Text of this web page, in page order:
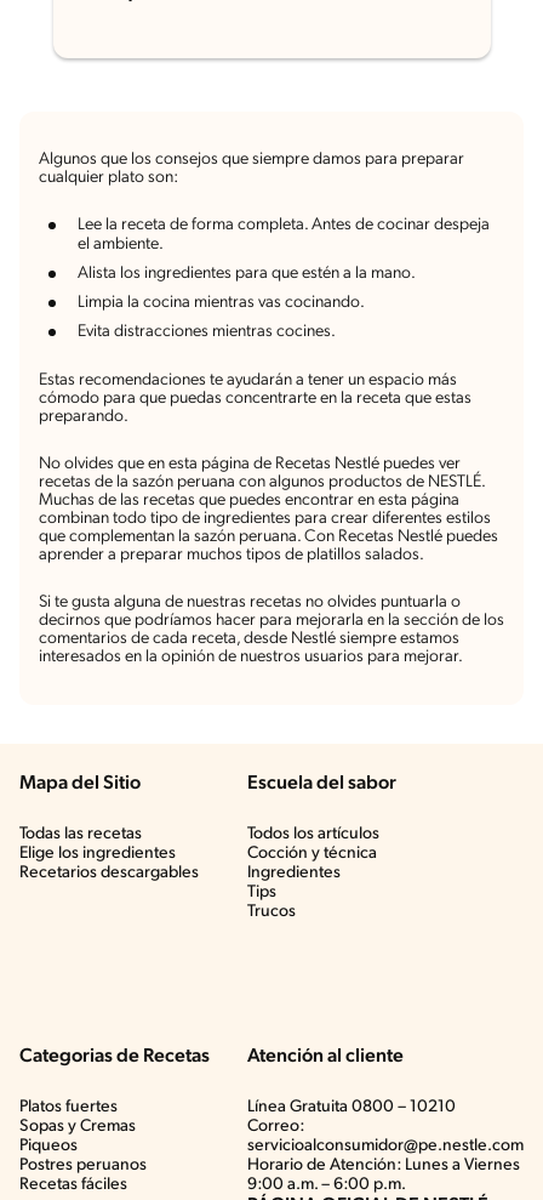
Algunos que los consejos que siempre damos para preparar
cualquier plato son:
Lee la receta de forma completa. Antes de cocinar despeja
el ambiente.
Alista los ingredientes para que estén a la mano.
Limpia la cocina mientras vas cocinando.
Evita distracciones mientras cocines.
Estas recomendaciones te ayudarán a tener un espacio más
cómodo para que puedas concentrarte en la receta que estas
preparando.
No olvides que en esta página de Recetas Nestlé puedes ver
recetas de la sazón peruana con algunos productos de NESTLÉ.
Muchas de las recetas que puedes encontrar en esta página
combinan todo tipo de ingredientes para crear diferentes estilos
que complementan la sazón peruana. Con Recetas Nestlé puedes
aprender a preparar muchos tipos de platillos salados.
Si te gusta alguna de nuestras recetas no olvides puntuarla o
decirnos que podríamos hacer para mejorarla en la sección de los
comentarios de cada receta, desde Nestlé siempre estamos
interesados en la opinión de nuestros usuarios para mejorar.
Mapa del Sitio
Todas las recetas
Elige los ingredientes
Recetarios descargables
Escuela del sabor
Todos los artículos
Cocción y técnica
Ingredientes
Tips
Trucos
Categorias de Recetas
Platos fuertes
Sopas y Cremas
Piqueos
Postres peruanos
Recetas fáciles
Atención al cliente
Línea Gratuita 0800 – 10210
Correo:
servicioalconsumidor@pe.nestle.com
Horario de Atención: Lunes a Viernes
9:00 a.m. – 6:00 p.m.